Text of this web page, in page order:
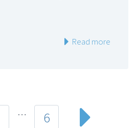
Read more
… 6